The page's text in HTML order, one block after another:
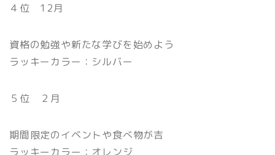
４位 12月
資格の勉強や新たな学びを始めよう
ラッキーカラー：シルバー
５位 ２月
期間限定のイベントや食べ物が吉
ラッキーカラー：オレンジ